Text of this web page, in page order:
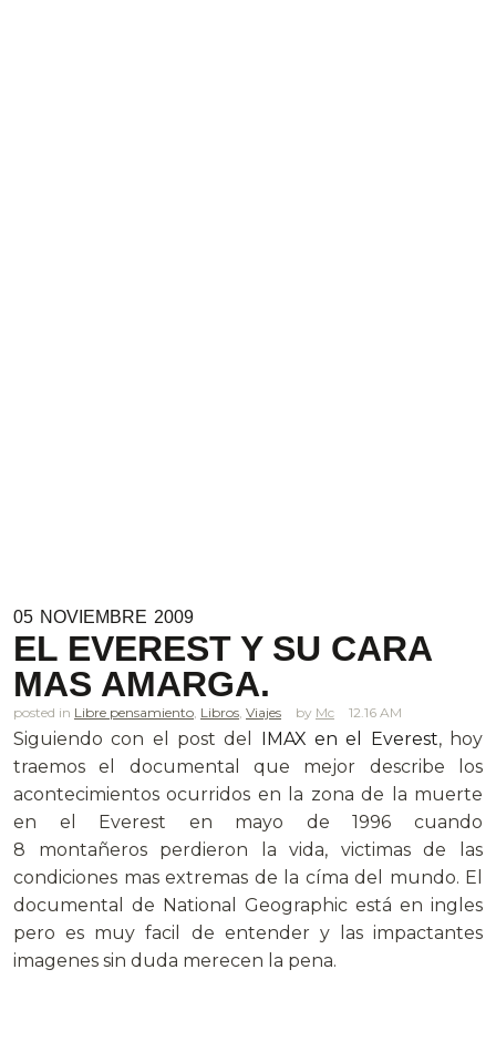
05 NOVIEMBRE 2009
EL EVEREST Y SU CARA
MAS AMARGA.
posted in Libre pensamiento, Libros, Viajes Mc 12.16 AM
Siguiendo con el post del IMAX en el Everest, hoy
traemos el documental que mejor describe los
acontecimientos ocurridos en la zona de la muerte
en el Everest en mayo de 1996 cuando
8 montañeros perdieron la vida, victimas de las
condiciones mas extremas de la címa del mundo. El
documental de National Geographic está en ingles
pero es muy facil de entender y las impactantes
imagenes sin duda merecen la pena.